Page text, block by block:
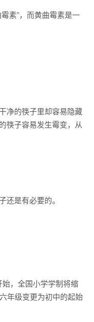
素”，而黄曲霉素是一
净的筷子里却容易隐藏
筷子容易发生霉变，从
还是有必要的。
始，全国小学学制将缩
年级变更为初中的起始